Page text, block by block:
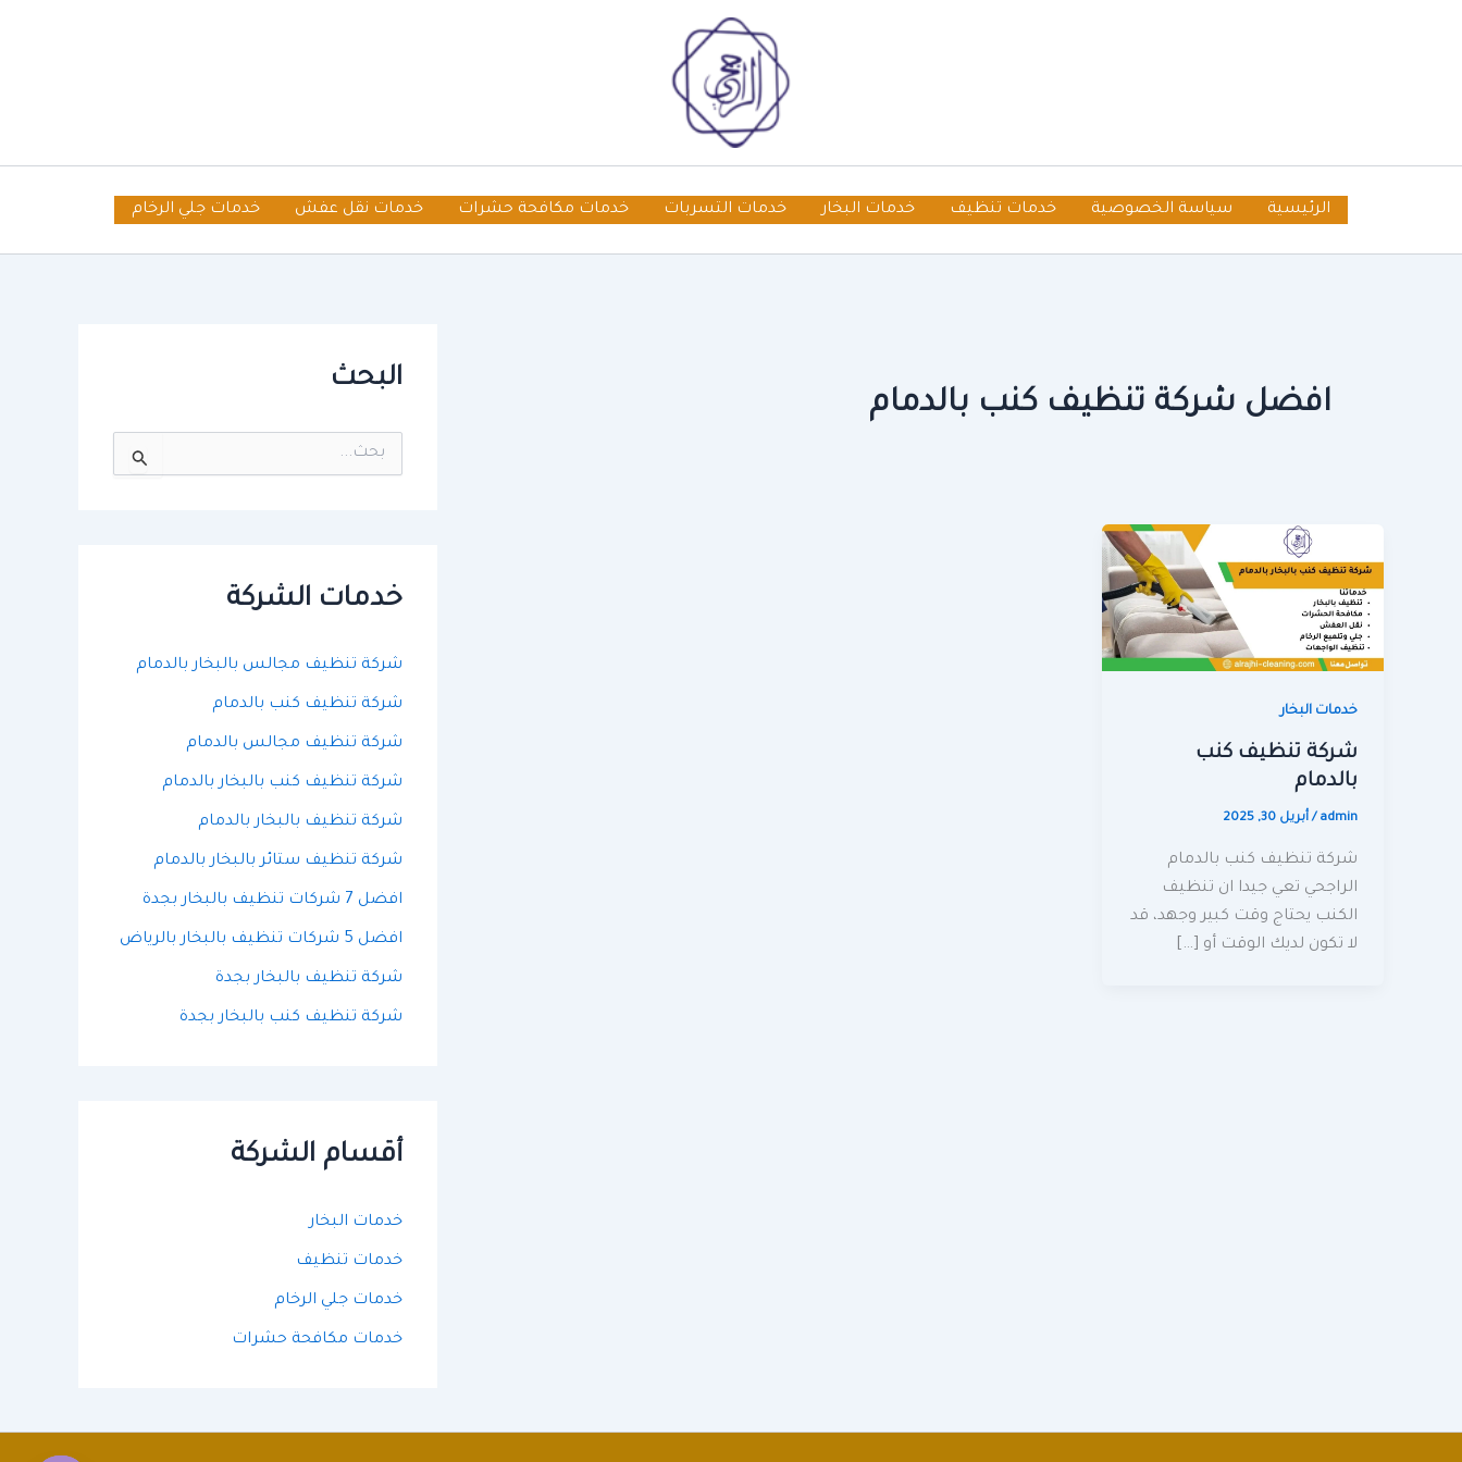
الرئيسية سياسة الخصوصية خدمات تنظيف خدمات البخار خدمات التسربات خدمات مكافحة حشرات خدمات نقل عفش خدمات جلي الرخام
افضل شركة تنظيف كنب بالدمام
خدمات البخار
شركة تنظيف كنب
بالدمام
admin
/أبريل 30, 2025
شركة تنظيف كنب بالدمام
الراجحي تعي جيدا ان تنظيف
الكنب يحتاج وقت كبير وجهد، قد
لا تكون لديك الوقت أو […]
البحث
:خدمات الشركة
شركة تنظيف مجالس بالبخار بالدمام
شركة تنظيف كنب بالدمام
شركة تنظيف مجالس بالدمام
شركة تنظيف كنب بالبخار بالدمام
شركة تنظيف بالبخار بالدمام
شركة تنظيف ستائر بالبخار بالدمام
افضل 7 شركات تنظيف بالبخار بجدة
افضل 5 شركات تنظيف بالبخار بالرياض
شركة تنظيف بالبخار بجدة
شركة تنظيف كنب بالبخار بجدة
أقسام الشركة
خدمات البخار
خدمات تنظيف
خدمات جلي الرخام
خدمات مكافحة حشرات